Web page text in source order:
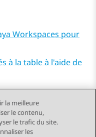
Workspaces pour
à la table à l'aide de
la meilleure
le contenu,
le trafic du site.
les